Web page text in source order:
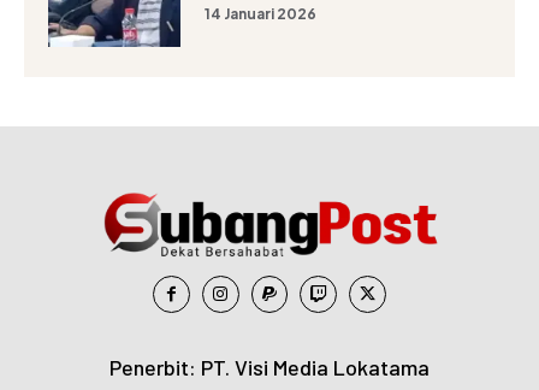
14 Januari 2026
Penerbit: PT. Visi Media Lokatama